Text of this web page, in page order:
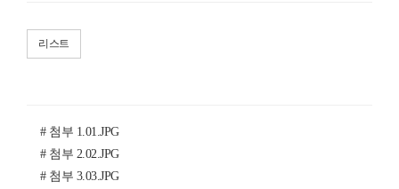
리스트
# 첨부 1.01.JPG
# 첨부 2.02.JPG
# 첨부 3.03.JPG